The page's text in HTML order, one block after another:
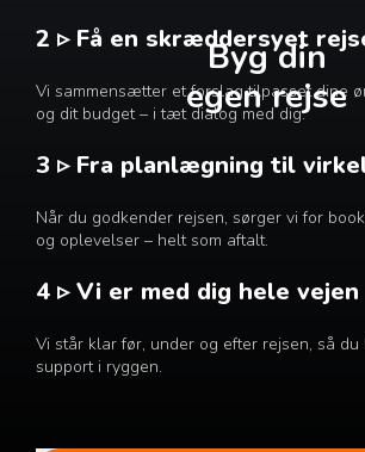
Byg din
egen rejse
2 ▹ Få en skræddersyet
Vi sammensætter et forslag tilpasset dine
og dit budget – i tæt dialog med dig.
3 ▹ Fra planlægning til
Når du godkender rejsen, sørger vi for
og oplevelser – helt som aftalt.
4 ▹ Vi er med dig hele vejen
Vi står klar før, under og efter rejsen, så
support i ryggen.